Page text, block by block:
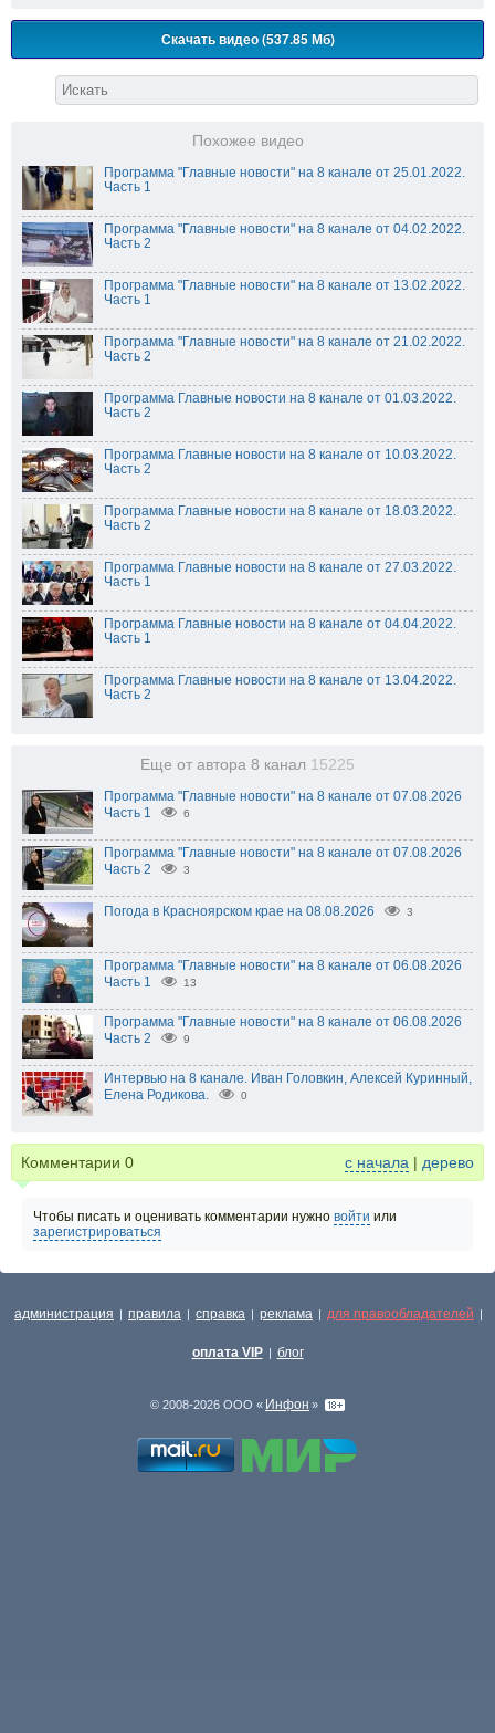
Скачать видео (537.85 Мб)
Похожее видео
Программа "Главные новости" на 8 канале от 25.01.2022.
Часть 1
Программа "Главные новости" на 8 канале от 04.02.2022.
Часть 2
Программа "Главные новости" на 8 канале от 13.02.2022.
Часть 1
Программа "Главные новости" на 8 канале от 21.02.2022.
Часть 2
Программа Главные новости на 8 канале от 01.03.2022.
Часть 2
Программа Главные новости на 8 канале от 10.03.2022.
Часть 2
Программа Главные новости на 8 канале от 18.03.2022.
Часть 2
Программа Главные новости на 8 канале от 27.03.2022.
Часть 1
Программа Главные новости на 8 канале от 04.04.2022.
Часть 1
Программа Главные новости на 8 канале от 13.04.2022.
Часть 2
Еще от автора 8 канал 15225
Программа "Главные новости" на 8 канале от 07.08.2026
Часть 1
6
Программа "Главные новости" на 8 канале от 07.08.2026
Часть 2
3
Погода в Красноярском крае на 08.08.2026 3
Программа "Главные новости" на 8 канале от 06.08.2026
Часть 1
13
Программа "Главные новости" на 8 канале от 06.08.2026
Часть 2
9
Интервью на 8 канале. Иван Головкин, Алексей Куринный,
Елена Родикова.
0
Комментарии 0 с начала | дерево
Чтобы писать и оценивать комментарии нужно войти или
зарегистрироваться
администрация | правила | справка | реклама | для правообладателей |
оплата VIP | блог
© 2008-2026 ООО « Инфон »